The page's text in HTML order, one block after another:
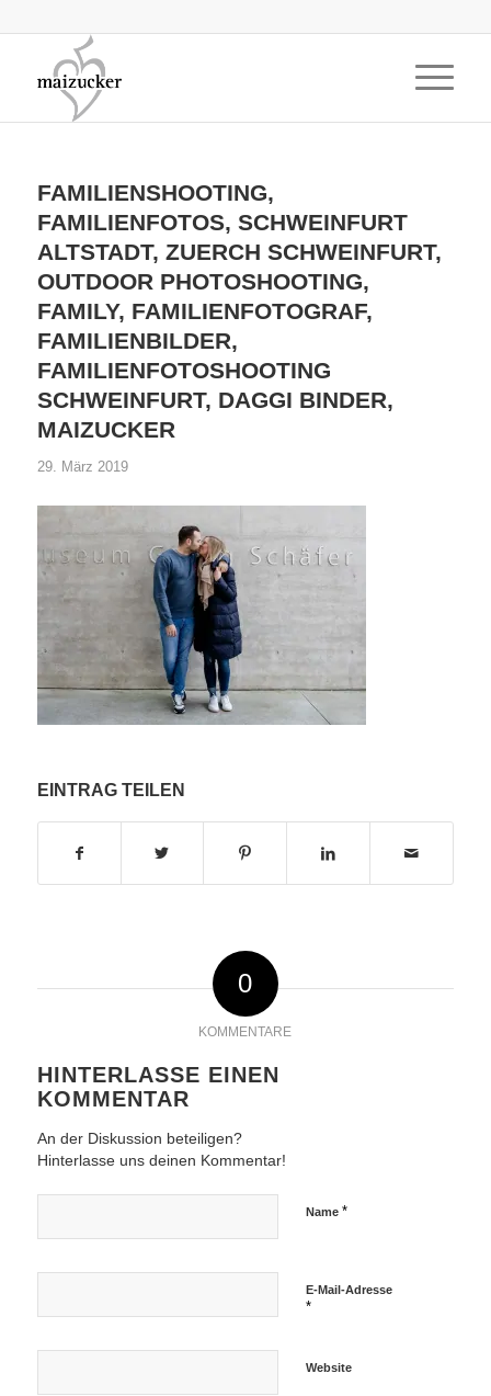
FAMILIENSHOOTING,
FAMILIENFOTOS, SCHWEINFURT
ALTSTADT, ZUERCH SCHWEINFURT,
OUTDOOR PHOTOSHOOTING,
FAMILY, FAMILIENFOTOGRAF,
FAMILIENBILDER,
FAMILIENFOTOSHOOTING
SCHWEINFURT, DAGGI BINDER,
MAIZUCKER
29. März 2019
EINTRAG TEILEN
0
KOMMENTARE
HINTERLASSE EINEN
KOMMENTAR
An der Diskussion beteiligen?
Hinterlasse uns deinen Kommentar!
Name *
E-Mail-Adresse
*
Website